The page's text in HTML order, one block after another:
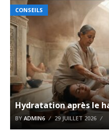
CONSEILS
Hydratation après le
BY ADMIN6 29 JUILLET 2026